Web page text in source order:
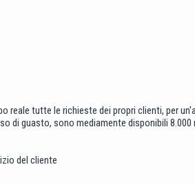
reale tutte le richieste dei propri clienti, per
di guasto, sono mediamente disponibili
del cliente